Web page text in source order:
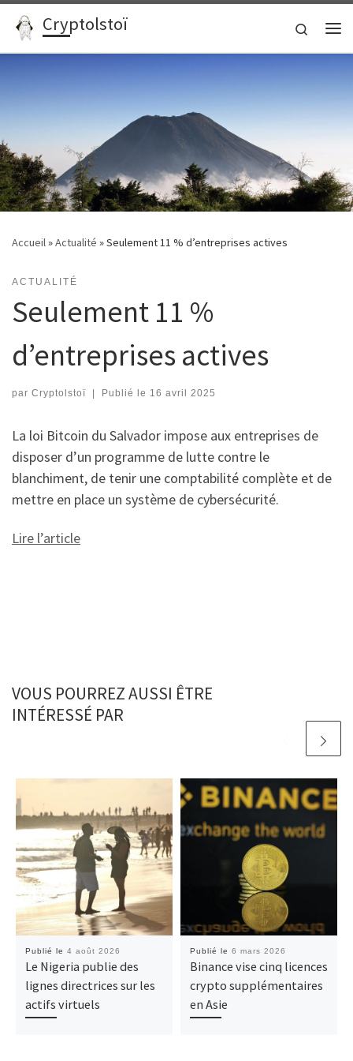
Passer au contenu
Cryptolstoï
Search
Accueil»Actualité »Seulement 11 % d’entreprises actives
ACTUALITÉ
Seulement 11 %
d’entreprises actives
par Cryptolstoï | Publié le 16 avril 2025
La loi Bitcoin du Salvador impose aux entreprises de
disposer d’un programme de lutte contre le
blanchiment, de tenir une comptabilité complète et de
mettre en place un système de cybersécurité.
Lire l’article
VOUS POURREZ AUSSI ÊTRE
INTÉRESSÉ PAR
Publié le 4 août 2026
Le Nigeria publie des
lignes directrices sur les
actifs virtuels
Publié le 6 mars 2026
Binance vise cinq licences
crypto supplémentaires
en Asie